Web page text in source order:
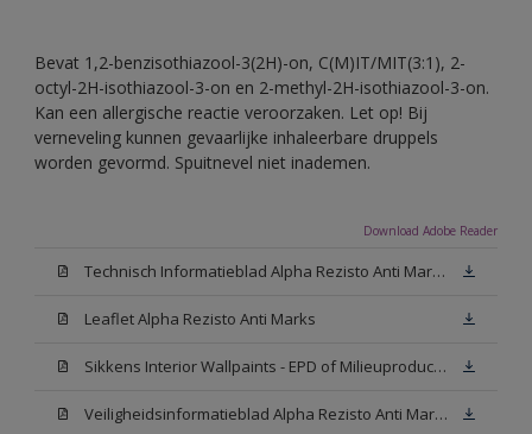
Bevat 1,2-benzisothiazool-3(2H)-on, C(M)IT/MIT(3:1), 2-
octyl-2H-isothiazool-3-on en 2-methyl-2H-isothiazool-3-on.
Kan een allergische reactie veroorzaken. Let op! Bij
verneveling kunnen gevaarlijke inhaleerbare druppels
worden gevormd. Spuitnevel niet inademen.
Download Adobe Reader
Technisch Informatieblad Alpha Rezisto Anti Marks (PDF)
Leaflet Alpha Rezisto Anti Marks
Sikkens Interior Wallpaints - EPD of Milieuproductverklaring
Veiligheidsinformatieblad Alpha Rezisto Anti Marks Mat White W05 (MSDS)